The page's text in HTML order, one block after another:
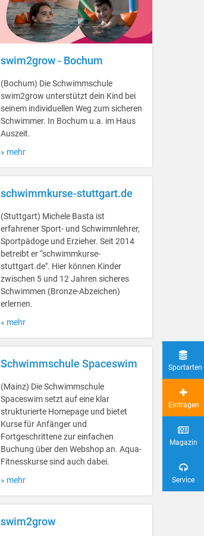
swim2grow - Bochum
(Bochum) Die Schwimmschule
swim2grow unterstützt dein Kind bei
seinem individuellen Weg zum sicheren
Schwimmer. In Bochum u.a. im Haus
Auszeit.
» mehr
schwimmkurse-stuttgart.de
(Stuttgart) Michele Basta ist
erfahrener Sport- und Schwimmlehrer,
Sportpädoge und Erzieher. Seit 2014
betreibt er “schwimmkurse-
stuttgart.de". Hier können Kinder
zwischen 5 und 12 Jahren sicheres
Schwimmen (Bronze-Abzeichen)
erlernen.
» mehr
Schwimmschule Spaceswim
(Mainz) Die Schwimmschule
Spaceswim setzt auf eine klar
strukturierte Homepage und bietet
Kurse für Anfänger und
Fortgeschrittene zur einfachen
Buchung über den Webshop an. Aqua-
Fitnesskurse sind auch dabei.
» mehr
swim2grow
Sportarten
Eintragen
Magazin
Service